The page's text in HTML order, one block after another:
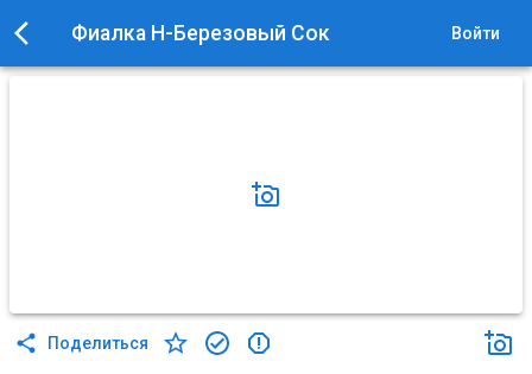
Фиалка Н-Березовый Сок Войти
Поделиться